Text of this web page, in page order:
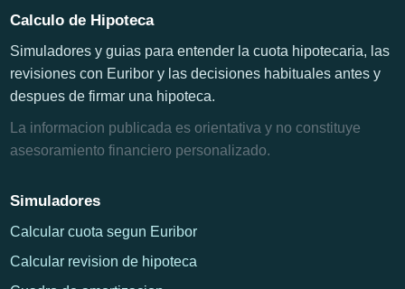
Calculo de Hipoteca
Simuladores y guias para entender la cuota hipotecaria, las
revisiones con Euribor y las decisiones habituales antes y
despues de firmar una hipoteca.
La informacion publicada es orientativa y no constituye
asesoramiento financiero personalizado.
Simuladores
Calcular cuota segun Euribor
Calcular revision de hipoteca